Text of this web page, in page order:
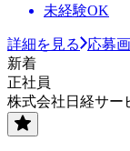
未経験OK
詳細を見る
応募
新着
正社員
株式会社日経サー